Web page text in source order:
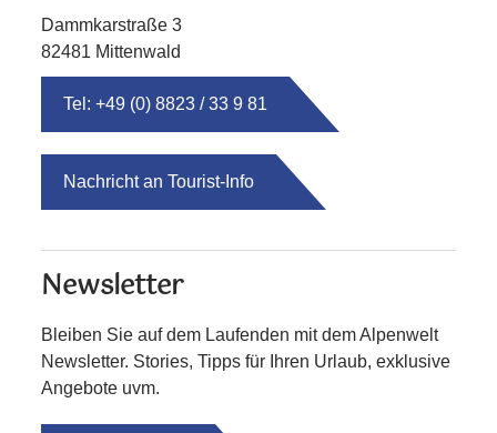
Dammkarstraße 3
82481 Mittenwald
Tel: +49 (0) 8823 / 33 9 81
Nachricht an Tourist-Info
Newsletter
Bleiben Sie auf dem Laufenden mit dem Alpenwelt
Newsletter. Stories, Tipps für Ihren Urlaub, exklusive
Angebote uvm.